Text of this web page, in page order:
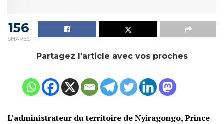
156
SHARES
Partagez l'article avec vos proches
L’administrateur du territoire de Nyiragongo, Prince